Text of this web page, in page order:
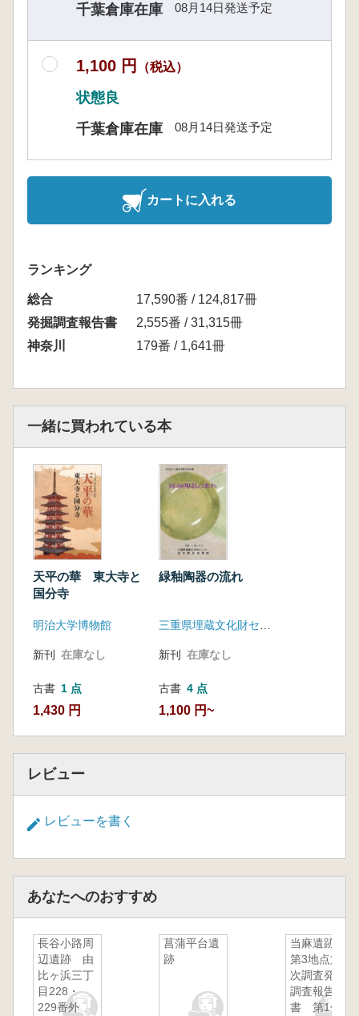
千葉倉庫在庫
08月14日発送予定
1,100 円 （税込）
状態良
千葉倉庫在庫
08月14日発送予定
カートに入れる
ランキング
総合
17,590番 / 124,817冊
発掘調査報告書
2,555番 / 31,315冊
神奈川
179番 / 1,641冊
一緒に買われている本
天平の華 東大寺と
国分寺
明治大学博物館
新刊 在庫なし
古書 1 点
1,430 円
緑釉陶器の流れ
三重県埋蔵文化財センター 斎宮歴史博物館
新刊 在庫なし
古書 4 点
1,100 円~
レビュー
レビューを書く
あなたへのおすすめ
長谷小路周
辺遺跡 由
比ヶ浜三丁
目228・
229番外
菖蒲平台遺
跡
当麻遺跡
第3地点第4
次調査発掘
調査報告
書 第1分